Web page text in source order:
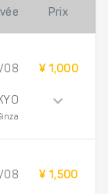
Prix
08 ¥ 1,000
08 ¥ 1,500